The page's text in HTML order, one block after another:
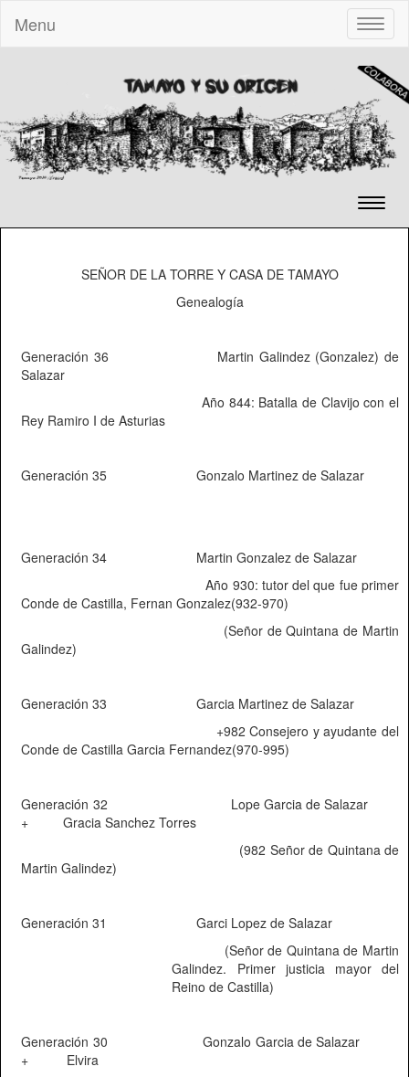
Toggle
Menu
Toggle
SEÑOR DE LA TORRE Y CASA DE TAMAYO
Genealogía
Generación 36
Martin Galindez (Gonzalez) de
Salazar
Año 844: Batalla de Clavijo con el
Rey Ramiro I de Asturias
Generación 35 Gonzalo Martinez de Salazar
Generación 34
Martin Gonzalez de Salazar
Año 930: tutor del que fue primer
Conde de Castilla, Fernan Gonzalez(932-970)
(Señor de Quintana de Martin
Galindez)
Generación 33
Garcia Martinez de Salazar
+982 Consejero y ayudante del
Conde de Castilla Garcia Fernandez(970-995)
Generación 32
Lope Garcia de Salazar
+
Gracia Sanchez Torres
(982 Señor de Quintana de
Martin Galindez)
Generación 31
Garci Lopez de Salazar
(Señor de Quintana de Martin
Galindez. Primer justicia mayor del
Reino de Castilla)
Generación 30
Gonzalo Garcia de Salazar
+
Elvira